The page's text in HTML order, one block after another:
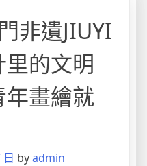
非遺JIUYI
的文明
畫繪就
byadmin